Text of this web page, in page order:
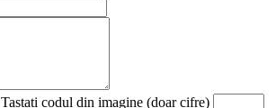
Tastati codul din imagine (doar cifre)